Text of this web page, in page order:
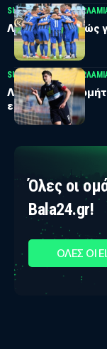
SUPERBET LEAGUE 2
Λαμία: Ολοταχώς
SUPERBET LEAGUE 2
Λαμία: Ο
εξωτερικό
Όλες οι
Bala24.gr!
ΟΛΕΣ ΟΙ